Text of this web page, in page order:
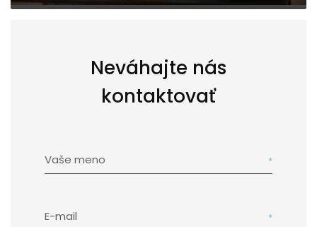
Neváhajte nás
kontaktovať
Vaše meno
E-mail